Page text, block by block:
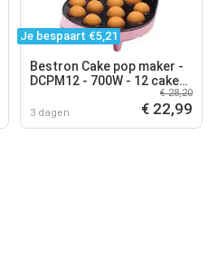
Je bespaart €5,21
Bestron Cake pop maker -
DCPM12 - 700W - 12 cake
pops - Incl. 12 stokjes &
vorkjes - Roze
3 dagen
€ 28,20
€ 22,99